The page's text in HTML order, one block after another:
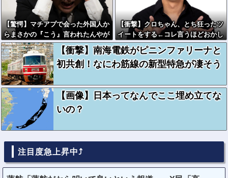
【驚愕】マチアプで会った外国人か
らまさかの『こう』言われたんやが
これワイ詰みか？？？？？？？
【衝撃】クロちゃん、とち狂ったツ
イートをする←コレ言うほどおかし
いか？？？？？？
【衝撃】南海電鉄がピニンファリーナと
初共創！なにわ筋線の新型特急が凄そう
【画像】日本ってなんでここ埋め立てな
いの？
注目度急上昇中⤴